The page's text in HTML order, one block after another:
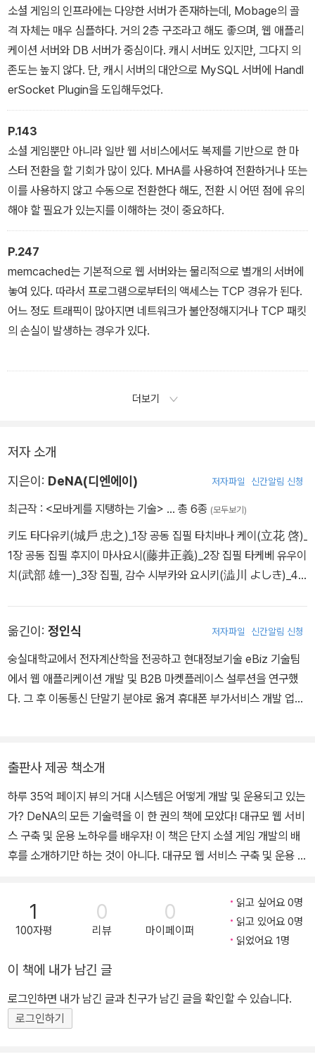
소셜 게임의 인프라에는 다양한 서버가 존재하는데, Mobage의 골
격 자체는 매우 심플하다. 거의 2층 구조라고 해도 좋으며, 웹 애플리
케이션 서버와 DB 서버가 중심이다. 캐시 서버도 있지만, 그다지 의
존도는 높지 않다. 단, 캐시 서버의 대안으로 MySQL 서버에 Handl
erSocket Plugin을 도입해두었다.
P.143
소셜 게임뿐만 아니라 일반 웹 서비스에서도 복제를 기반으로 한 마
스터 전환을 할 기회가 많이 있다. MHA를 사용하여 전환하거나 또는
이를 사용하지 않고 수동으로 전환한다 해도, 전환 시 어떤 점에 유의
해야 할 필요가 있는지를 이해하는 것이 중요하다.
P.247
memcached는 기본적으로 웹 서버와는 물리적으로 별개의 서버에
놓여 있다. 따라서 프로그램으로부터의 액세스는 TCP 경유가 된다.
어느 정도 트래픽이 많아지면 네트워크가 불안정해지거나 TCP 패킷
의 손실이 발생하는 경우가 있다.
더보기
저자 소개
지은이: DeNA(디엔에이) 저자파일 신간알림 신청
최근작 : <모바게를 지탱하는 기술> … 총 6종 (모두보기)
키도 타다유키(城戶 忠之)_1장 공동 집필 타치바나 케이(立花 啓)_
1장 공동 집필 후지이 마사요시(藤井正義)_2장 집필 타케베 유우이
치(武部 雄一)_3장 집필, 감수 시부카와 요시키(澁川 よしき)_4
고바야시 아츠시(小林 篤)_10장, 12장 집필 시마다 유지(島田 裕
二)_11장 집필 하마다 코이치(濱田 晄一)_13장 집필
옮긴이: 정인식 저자파일 신간알림 신청
숭실대학교에서 전자계산학을 전공하고 현대정보기술 eBiz 기술팀
에서 웹 애플리케이션 개발 및 B2B 마켓플레이스 설루션을 연구했
다. 그 후 이동통신 단말기 분야로 옮겨 휴대폰 부가서비스 개발 업무
야에서 업무 프로세스 개선을 위한 IT 컨설팅을 펼치며 데이터 분석
관련 툴과 웹 서비스 개발을 하고 있다. 《네트워크 이해 및 설계 가이
드(개정판)》(제이펍, 2022), 《배워서 바로 쓰는 스프링 부트 2》(한
빛미디어, 2020), 《알파고를 분석하며 배우는 인공지능》(제이펍, 2
019) 등 20권 이상의 책을 번역했다.
출판사 제공 책소개
하루 35억 페이지 뷰의 거대 시스템은 어떻게 개발 및 운용되고 있는
가? DeNA의 모든 기술력을 이 한 권의 책에 모았다! 대규모 웹 서비
스 구축 및 운용 노하우를 배우자! 이 책은 단지 소셜 게임 개발의 배
후를 소개하기만 하는 것이 아니다. 대규모 웹 서비스 구축 및 운용 노
론보다는 생생한 실천 테크닉을 중시하였다. 우리는 너무나도 급격하
게 성장하는 서비스에 대한 자체 조사 및 검증, 독창성, 그리고 새로운
솔루션을 창출하는 활동 등을 통하여 서비스와 사업의 확대를 실현해
가능한 한 한 발짝 더 나아가 깊이 있는 내용을 기술하였다. 핵심 내용
은 다음과 같다. - 소셜 게임(피처폰/스마트폰) - 대규모 웹 인프라 -
플랫폼 - 빅 데이터 분석 처음에 정의한 테마별로 사내의 전문 엔지니
어, 리더급 엔지니어, 엔지니어링 매니저 진을 주축으로 집필과 감수
1
100자평
0
리뷰
0
마이페이퍼
읽고 싶어요 0명
읽고 있어요 0명
읽었어요 1명
이 책에 내가 남긴 글
로그인하면 내가 남긴 글과 친구가 남긴 글을 확인할 수 있습니다.
로그인하기